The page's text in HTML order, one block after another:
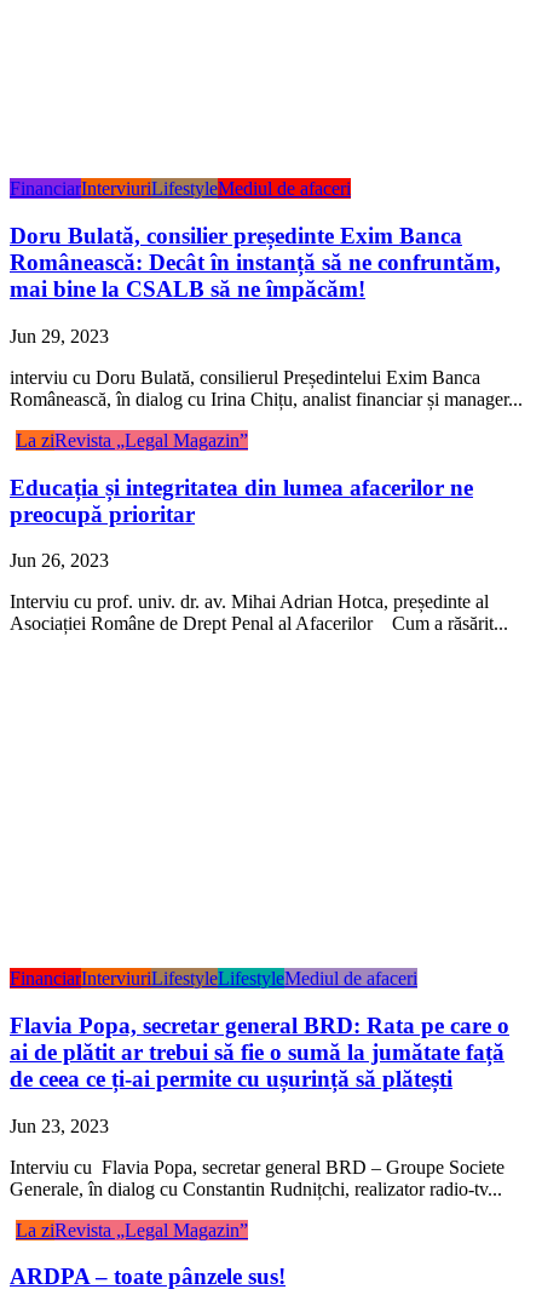
FinanciarInterviuriLifestyleMediul de afaceri
Doru Bulată, consilier președinte Exim Banca
Românească: Decât în instanță să ne confruntăm,
mai bine la CSALB să ne împăcăm!
Jun 29, 2023
interviu cu Doru Bulată, consilierul Președintelui Exim Banca
Românească, în dialog cu Irina Chițu, analist financiar și manager...
La ziRevista „Legal Magazin”
Educația și integritatea din lumea afacerilor ne
preocupă prioritar
Jun 26, 2023
Interviu cu prof. univ. dr. av. Mihai Adrian Hotca, președinte al
Asociației Române de Drept Penal al Afacerilor Cum a răsărit...
FinanciarInterviuriLifestyleLifestyleMediul de afaceri
Flavia Popa, secretar general BRD: Rata pe care o
ai de plătit ar trebui să fie o sumă la jumătate față
de ceea ce ți-ai permite cu ușurință să plătești
Jun 23, 2023
Interviu cu Flavia Popa, secretar general BRD – Groupe Societe
Generale, în dialog cu Constantin Rudnițchi, realizator radio-tv...
La ziRevista „Legal Magazin”
ARDPA – toate pânzele sus!